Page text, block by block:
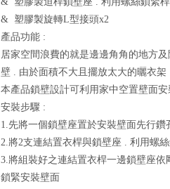
& 塑膠製旋轉L型接頭x2
產品功能 :
居家空間浪費的就是邊邊角角的地方
壁 . 由於面積不大且擺放太大的曬衣架
本產品鎖壁設計可利用家中空置壁面安
安裝步驟 :
1.先將一個鎖壁座置於安裝壁面先行鑽
2.將2支連結置衣桿與鎖壁座 . 利用螺
3.將組裝好之連結置衣桿一邊鎖壁座
鎖緊安裝壁面